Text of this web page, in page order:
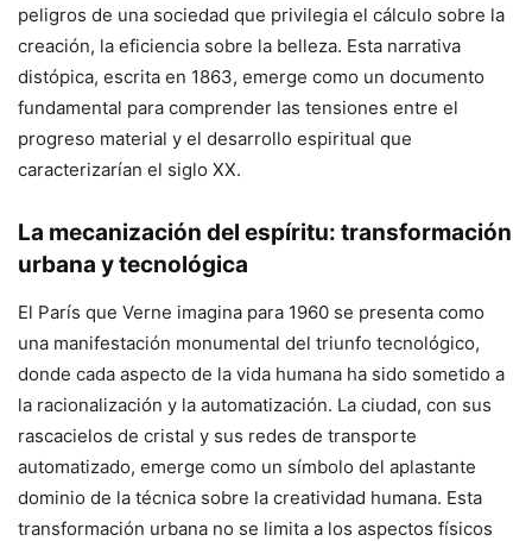
peligros de una sociedad que privilegia el cálculo sobre la
creación, la eficiencia sobre la belleza. Esta narrativa
distópica, escrita en 1863, emerge como un documento
fundamental para comprender las tensiones entre el
progreso material y el desarrollo espiritual que
caracterizarían el siglo XX.
La mecanización del espíritu: transformación
urbana y tecnológica
El París que Verne imagina para 1960 se presenta como
una manifestación monumental del triunfo tecnológico,
donde cada aspecto de la vida humana ha sido sometido a
la racionalización y la automatización. La ciudad, con sus
rascacielos de cristal y sus redes de transporte
automatizado, emerge como un símbolo del aplastante
dominio de la técnica sobre la creatividad humana. Esta
transformación urbana no se limita a los aspectos físicos